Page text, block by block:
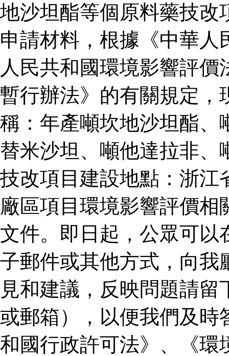
地沙坦酯等個原料藥技改
申請材料，根據《中華
人民共和國環境影響評
暫行辦法》的有關規定，
稱：年產噸坎地沙坦酯、
替米沙坦、噸他達拉非
技改項目建設地點：浙江
廠區項目環境影響評價
文件。即日起，公眾可以
子郵件或其他方式，向我
見和建議，反映問題請
或郵箱），以便我們及時
和國行政許可法》、《環